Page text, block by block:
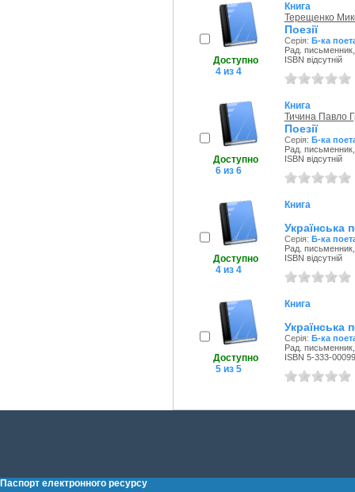
Доступно
4 из 4
Книга
Терещенко
Поезії
Серія: Б-ка
Рад.
ISBN відсутній
Доступно
6 из 6
Книга
Тичина Павло
Поезії
Серія: Б-ка
Рад.
ISBN відсутній
Доступно
4 из 4
Книга
Українська
Серія: Б-ка
Рад.
ISBN відсутній
Доступно
5 из 5
Книга
Українська
Серія: Б-ка
Рад.
ISBN 5-333-
Паспорт електронного ресурсу